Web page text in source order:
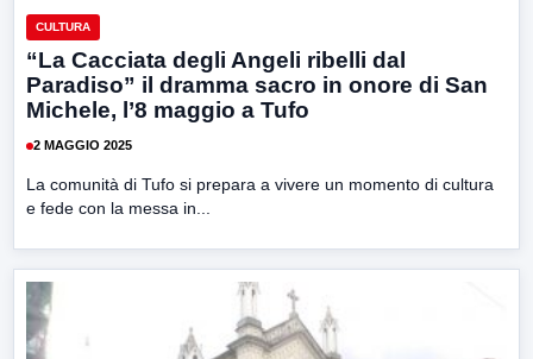
CULTURA
“La Cacciata degli Angeli ribelli dal
Paradiso” il dramma sacro in onore di San
Michele, l’8 maggio a Tufo
2 MAGGIO 2025
La comunità di Tufo si prepara a vivere un momento di cultura
e fede con la messa in...